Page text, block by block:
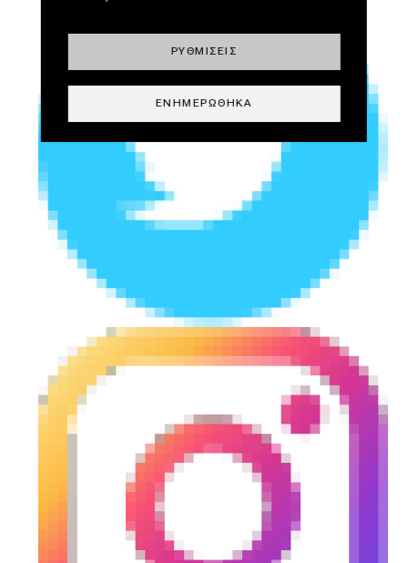
ΡΥΘΜΊΣΕΙΣ
ΕΝΗΜΕΡΏΘΗΚΑ